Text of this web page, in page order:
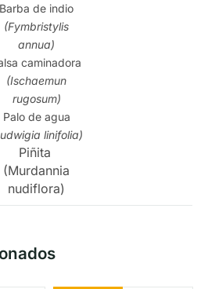
Barba de indio
(Fymbristylis
annua)
caminadora
(Ischaemun
rugosum)
Palo de agua
linifolia)
Piñita
(Murdannia
nudiflora)